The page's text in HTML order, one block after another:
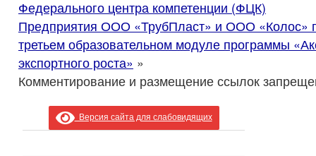
Федерального центра компетенции (ФЦК)
Предприятия ООО «ТрубПласт» и ООО «Колос»
третьем образовательном модуле программы
экспортного роста» »
Комментирование и размещение ссылок
Версия сайта для слабовидящих